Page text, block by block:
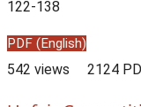
122-138
PDF (English)
542 views 2124